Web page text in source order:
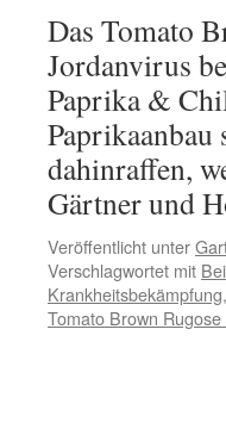
Das Tomato
Jordanvirus
Paprika &
Paprikaanbau
dahinraffen,
Gärtner und
Veröffentlicht unter
Verschlagwortet mit
Krankheitsbekämpfung,
Tomato Brown